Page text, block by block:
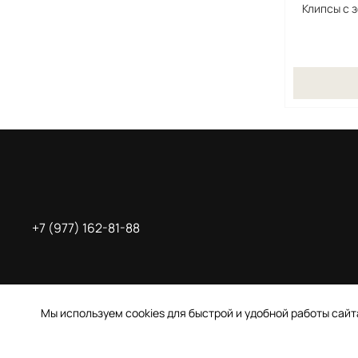
Клипсы с
+7 (977) 162-81-88
Мы используем cookies для быстрой и удобной работы